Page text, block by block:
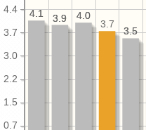
0.7
1.5
2.2
3.0
3.7
4.4
3.5
4.0
3.9
4.1
3.5
3.7
4.0
3.9
4.1